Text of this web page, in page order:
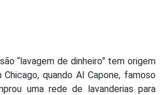
“lavagem de dinheiro” tem origem
quando Al Capone, famoso
uma rede de lavanderias para